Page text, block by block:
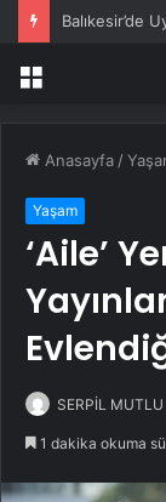
Balıkesir’de
Menü
Anasayfa /
Yaşam
‘Aile’
SERPİL MUTLU
1 dakika okuma